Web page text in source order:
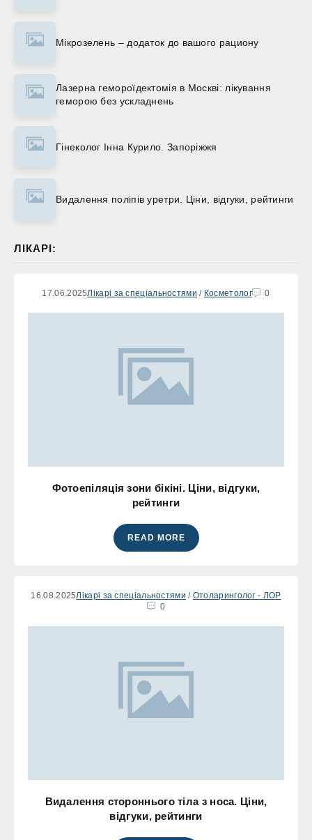
Мікрозелень – додаток до вашого рациону
Лазерна гемороїдектомія в Москві: лікування
геморою без ускладнень
Гінеколог Інна Курило. Запоріжжя
Видалення поліпів уретри. Ціни, відгуки, рейтинги
ЛІКАРІ:
17.06.2025Лікарі за спеціальностями / Косметолог 0
Фотоепіляція зони бікіні. Ціни, відгуки,
рейтинги
READ MORE
16.08.2025Лікарі за спеціальностями / Отоларинголог - ЛОР
0
Видалення стороннього тіла з носа. Ціни,
відгуки, рейтинги